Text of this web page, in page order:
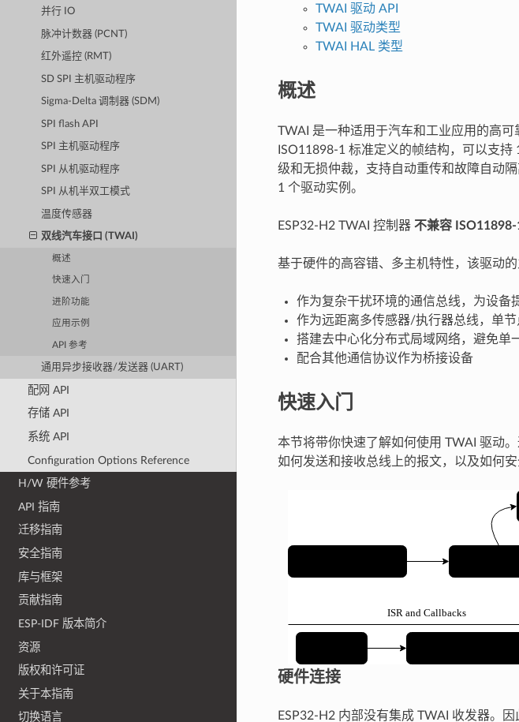
并行 IO
脉冲计数器 (PCNT)
红外遥控 (RMT)
SD SPI 主机驱动程序
Sigma-Delta 调制器 (SDM)
SPI flash API
SPI 主机驱动程序
SPI 从机驱动程序
SPI 从机半双工模式
温度传感器
双线汽车接口 (TWAI)
概述
快速入门
进阶功能
应用示例
API 参考
通用异步接收器/发送器 (UART)
配网 API
存储 API
系统 API
Configuration Options Reference
H/W 硬件参考
API 指南
迁移指南
安全指南
库与框架
贡献指南
ESP-IDF 版本简介
资源
版权和许可证
关于本指南
切换语言
TWAI 驱动 API
TWAI 驱动类型
TWAI HAL 类型
概述
TWAI 是一种适用于汽车和工业应用的高
ISO11898-1 标准定义的帧结构，可以支
级和无损仲裁，支持自动重传和故障自动
1 个驱动实例。
ESP32-H2 TWAI 控制器 不兼容 ISO11898-
基于硬件的高容错、多主机特性，该驱动的
作为复杂干扰环境的通信总线，为设备
作为远距离多传感器/执行器总线，单
搭建去中心化分布式局域网络，避免单
配合其他通信协议作为桥接设备
快速入门
本节将带你快速了解如何使用 TWAI 驱动
如何发送和接收总线上的报文，以及如何
硬件连接
ESP32-H2 内部没有集成 TWAI 收发器。